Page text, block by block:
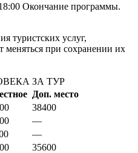
Окончание программы.
туристских услуг,
меняться при сохранении их
ЗА ТУР
Доп. место
38400
—
—
35600